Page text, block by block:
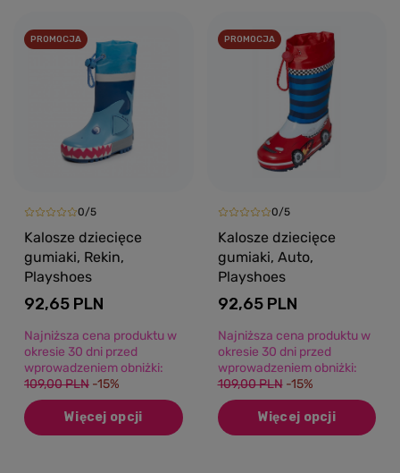
PROMOCJA
0/5
Kalosze dziecięce
gumiaki, Rekin,
Playshoes
92,65 PLN
Najniższa cena produktu w
okresie 30 dni przed
wprowadzeniem obniżki:
109,00 PLN -15%
Więcej opcji
PROMOCJA
0/5
Kalosze dziecięce
gumiaki, Auto,
Playshoes
92,65 PLN
Najniższa cena produktu w
okresie 30 dni przed
wprowadzeniem obniżki:
109,00 PLN -15%
Więcej opcji